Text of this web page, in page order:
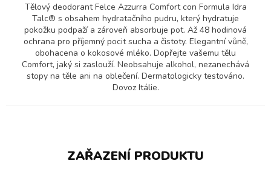
Tělový deodorant Felce Azzurra Comfort con Formula Idra
Talc® s obsahem hydratačního pudru, který hydratuje
pokožku podpaží a zároveň absorbuje pot. Až 48 hodinová
ochrana pro příjemný pocit sucha a čistoty. Elegantní vůně,
obohacena o kokosové mléko. Dopřejte vašemu tělu
Comfort, jaký si zaslouží. Neobsahuje alkohol, nezanechává
stopy na těle ani na oblečení. Dermatologicky testováno.
Dovoz Itálie.
ZAŘAZENÍ PRODUKTU